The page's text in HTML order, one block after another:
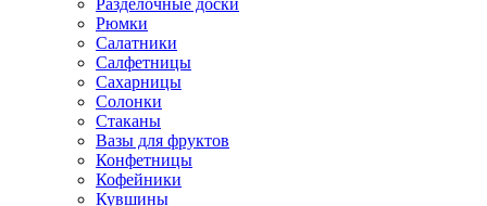
Разделочные доски
Рюмки
Салатники
Салфетницы
Сахарницы
Солонки
Стаканы
Вазы для фруктов
Конфетницы
Кофейники
Кувшины